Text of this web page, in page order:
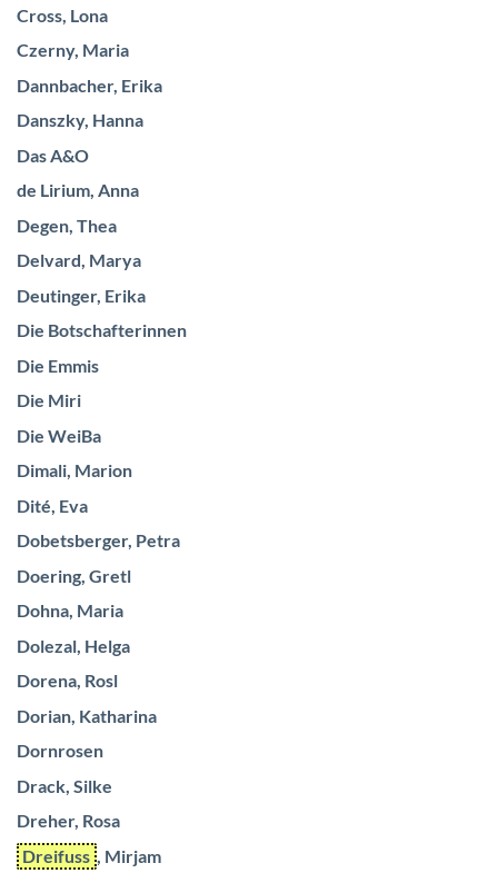
Cross, Lona
Czerny, Maria
Dannbacher, Erika
Danszky, Hanna
Das A&O
de Lirium, Anna
Degen, Thea
Delvard, Marya
Deutinger, Erika
Die Botschafterinnen
Die Emmis
Die Miri
Die WeiBa
Dimali, Marion
Dité, Eva
Dobetsberger, Petra
Doering, Gretl
Dohna, Maria
Dolezal, Helga
Dorena, Rosl
Dorian, Katharina
Dornrosen
Drack, Silke
Dreher, Rosa
Dreifuss , Mirjam